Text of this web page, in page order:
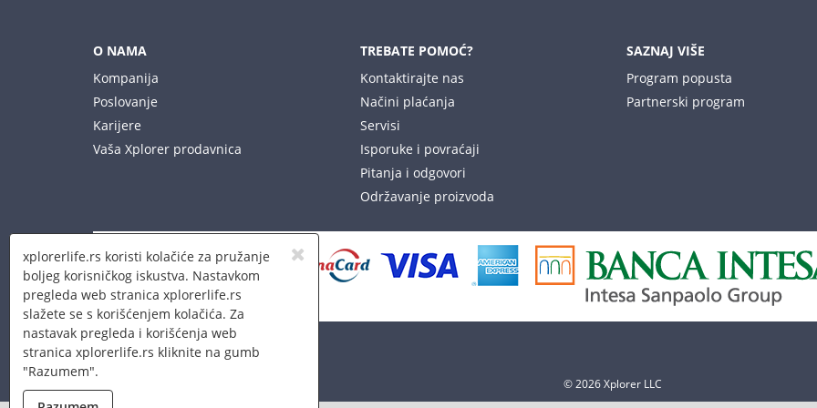
xplorerlife.rs koristi kolačiće za pružanje
boljeg korisničkog iskustva. Nastavkom
pregleda web stranica xplorerlife.rs
slažete se s korišćenjem kolačića. Za
nastavak pregleda i korišćenja web
stranica xplorerlife.rs kliknite na gumb
"Razumem".
O NAMA
Kompanija
Poslovanje
Karijere
Vaša Xplorer prodavnica
TREBATE POMOĆ?
Kontaktirajte nas
Načini plaćanja
Servisi
Isporuke i povraćaji
Pitanja i odgovori
Održavanje proizvoda
SAZNAJ VIŠE
Program popusta
Partnerski program
© 2026 Xplorer LLC